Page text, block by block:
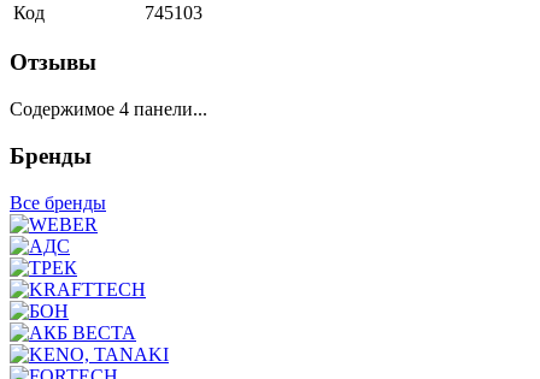
Код
745103
Отзывы
Содержимое 4 панели...
Бренды
Все бренды